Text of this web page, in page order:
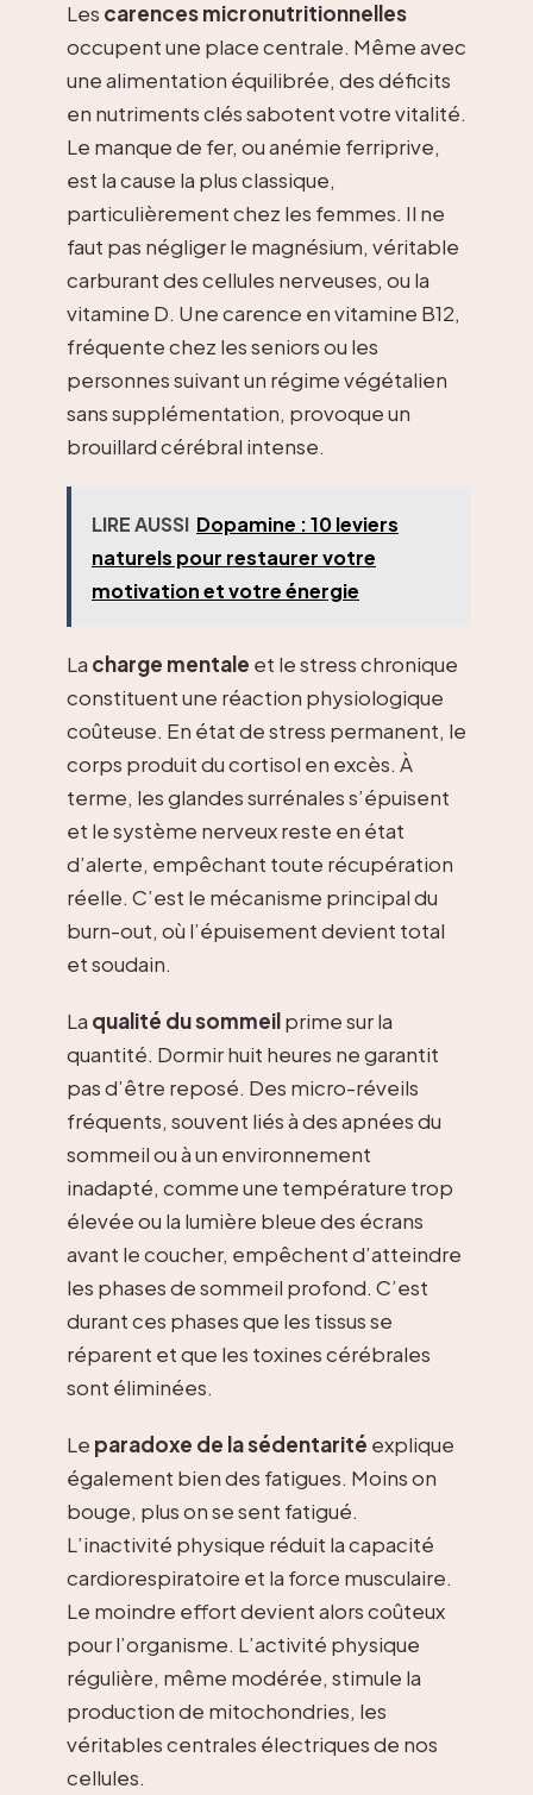
Les carences micronutritionnelles
occupent une place centrale. Même avec
une alimentation équilibrée, des déficits
en nutriments clés sabotent votre vitalité.
Le manque de fer, ou anémie ferriprive,
est la cause la plus classique,
particulièrement chez les femmes. Il ne
faut pas négliger le magnésium, véritable
carburant des cellules nerveuses, ou la
vitamine D. Une carence en vitamine B12,
fréquente chez les seniors ou les
personnes suivant un régime végétalien
sans supplémentation, provoque un
brouillard cérébral intense.
LIRE AUSSI Dopamine : 10 leviers
naturels pour restaurer votre
motivation et votre énergie
La charge mentale et le stress chronique
constituent une réaction physiologique
coûteuse. En état de stress permanent, le
corps produit du cortisol en excès. À
terme, les glandes surrénales s’épuisent
et le système nerveux reste en état
d’alerte, empêchant toute récupération
réelle. C’est le mécanisme principal du
burn-out, où l’épuisement devient total
et soudain.
La qualité du sommeilprime sur la
quantité. Dormir huit heures ne garantit
pas d’être reposé. Des micro-réveils
fréquents, souvent liés à des apnées du
sommeil ou à un environnement
inadapté, comme une température trop
élevée ou la lumière bleue des écrans
avant le coucher, empêchent d’atteindre
les phases de sommeil profond. C’est
durant ces phases que les tissus se
réparent et que les toxines cérébrales
sont éliminées.
Le paradoxe de la sédentarité explique
également bien des fatigues. Moins on
bouge, plus on se sent fatigué.
L’inactivité physique réduit la capacité
cardiorespiratoire et la force musculaire.
Le moindre effort devient alors coûteux
pour l’organisme. L’activité physique
régulière, même modérée, stimule la
production de mitochondries, les
véritables centrales électriques de nos
cellules.